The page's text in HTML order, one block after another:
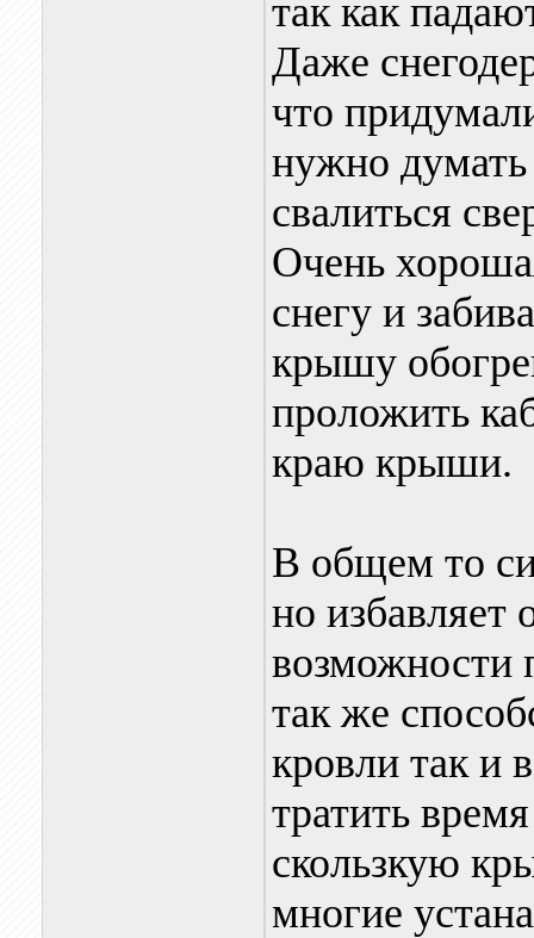
так как
Даже
что
нужно
свалиться
Очень
снегу и
крышу
проложить
краю крыши.
В общем то
но избавляет
возможности
так же
кровли так и
тратить
скользкую
многие